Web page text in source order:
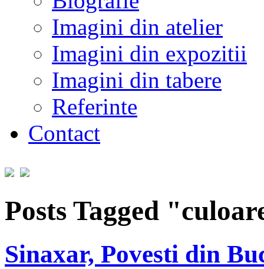
Imagini din atelier
Imagini din expozitii
Imagini din tabere
Referinte
Contact
Posts Tagged
Sinaxar, Povesti din